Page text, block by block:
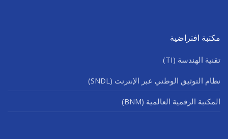
مكتبة افتراضية
تقنية الهندسة (TI)
نظام التوثيق الوطني عبر الإنترنت (SNDL)
المكتبة الرقمية العالمية (BNM)